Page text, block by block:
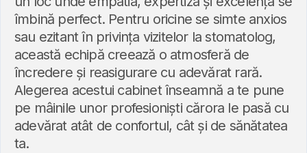
îmbină perfect. Pentru oricine se simte anxios
sau ezitant în privința vizitelor la stomatolog,
această echipă creează o atmosferă de
încredere și reasigurare cu adevărat rară.
Alegerea acestui cabinet înseamnă a te pune
pe mâinile unor profesioniști cărora le pasă cu
adevărat atât de confortul, cât și de sănătatea
ta.